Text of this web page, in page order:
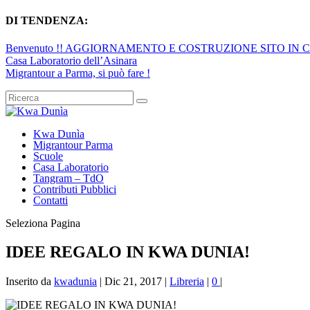
DI TENDENZA:
Benvenuto !! AGGIORNAMENTO E COSTRUZIONE SITO IN
Casa Laboratorio dell’Asinara
Migrantour a Parma, si può fare !
Kwa Dunìa
Migrantour Parma
Scuole
Casa Laboratorio
Tangram – TdO
Contributi Pubblici
Contatti
Seleziona Pagina
IDEE REGALO IN KWA DUNIA!
Inserito da kwadunia | Dic 21, 2017 | Libreria | 0 |